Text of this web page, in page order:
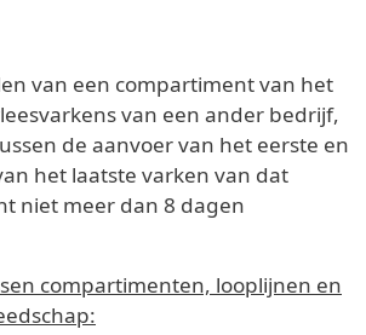
van een compartiment van het
van een ander bedrijf,
de aanvoer van het eerste en
het laatste varken van dat
niet meer dan 8 dagen
compartimenten, looplijnen en